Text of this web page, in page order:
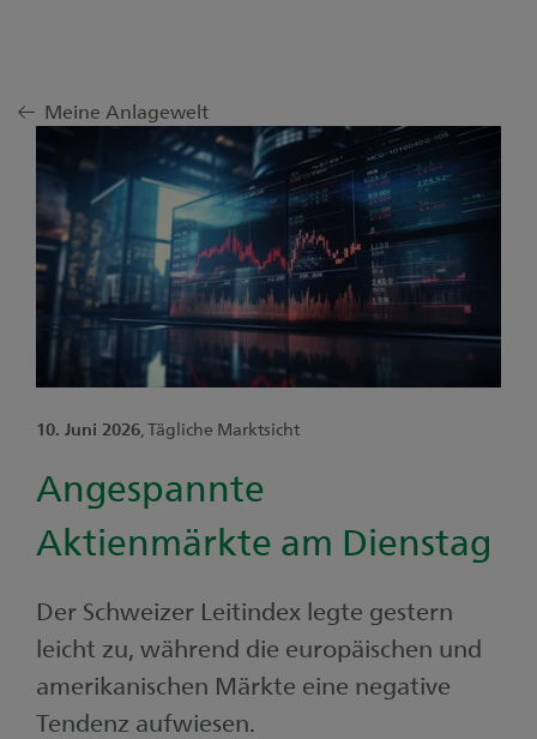
Meine Anlagewelt
10. Juni 2026, Tägliche Marktsicht
Angespannte
Aktienmärkte am Dienstag
Der Schweizer Leitindex legte gestern
leicht zu, während die europäischen und
amerikanischen Märkte eine negative
Tendenz aufwiesen.